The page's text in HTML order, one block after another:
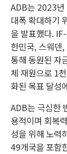
ADB는 2023년
대폭 확대하기
을 발표했다.
한민국, 스웨덴
통해 동원된 자
체 재원으로 1
화된 목표 달성
ADB는 극심한
용적이며 회복
성을 위해 노력
49개국을 포함